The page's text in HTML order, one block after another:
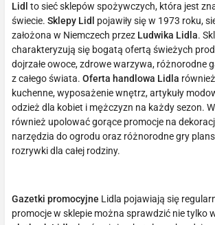
Lidl to sieć sklepów spożywczych, która jest
świecie. Sklepy Lidl pojawiły się w 1973 roku,
założona w Niemczech przez Ludwika Lidla.
charakteryzują się bogatą ofertą świeżych
dojrzałe owoce, zdrowe warzywa, różnorodne
z całego świata. Oferta handlowa Lidla
kuchenne, wyposażenie wnętrz, artykuły
odzież dla kobiet i mężczyzn na każdy sezon.
również upolować gorące promocje na
narzędzia do ogrodu oraz różnorodne gry
rozrywki dla całej rodziny.
Gazetki promocyjne Lidla pojawiają się
promocje w sklepie można sprawdzić nie tylko